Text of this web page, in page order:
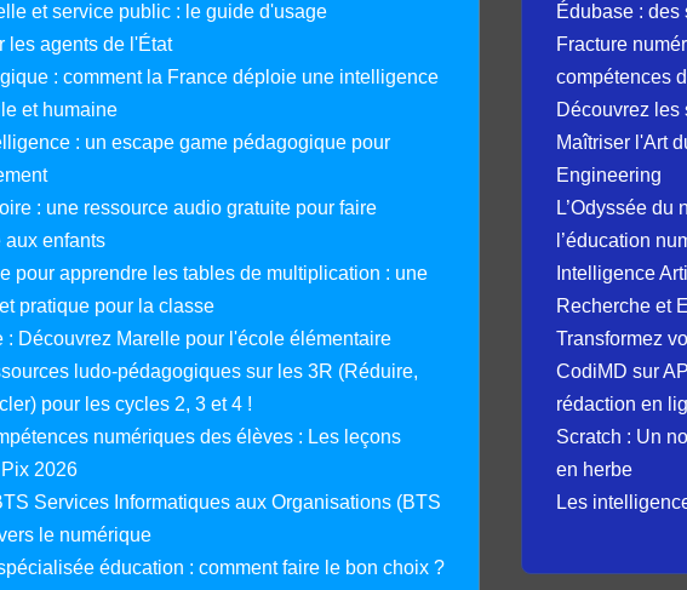
et service public : le guide d'usage
les agents de l'État
: comment la France déploie une intelligence
et humaine
: un escape game pédagogique pour
: une ressource audio gratuite pour faire
aux enfants
pour apprendre les tables de multiplication : une
pratique pour la classe
: Découvrez Marelle pour l'école élémentaire
ludo-pédagogiques sur les 3R (Réduire,
pour les cycles 2, 3 et 4 !
numériques des élèves : Les leçons
2026
Services Informatiques aux Organisations (BTS
le numérique
éducation : comment faire le bon choix ?
Édubase :
Fracture
compétences
Découvrez les
Maîtriser l'Art
Engineering
L’Odyssée
l’éducation
Intelligence
Recherche et
Transformez
CodiMD sur
rédaction en
Scratch : Un
en herbe
Les